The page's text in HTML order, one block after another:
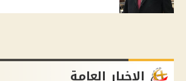
الاخبار العامة